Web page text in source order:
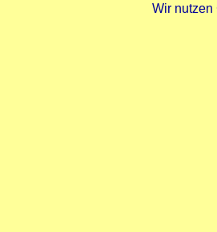
Wir nutzen